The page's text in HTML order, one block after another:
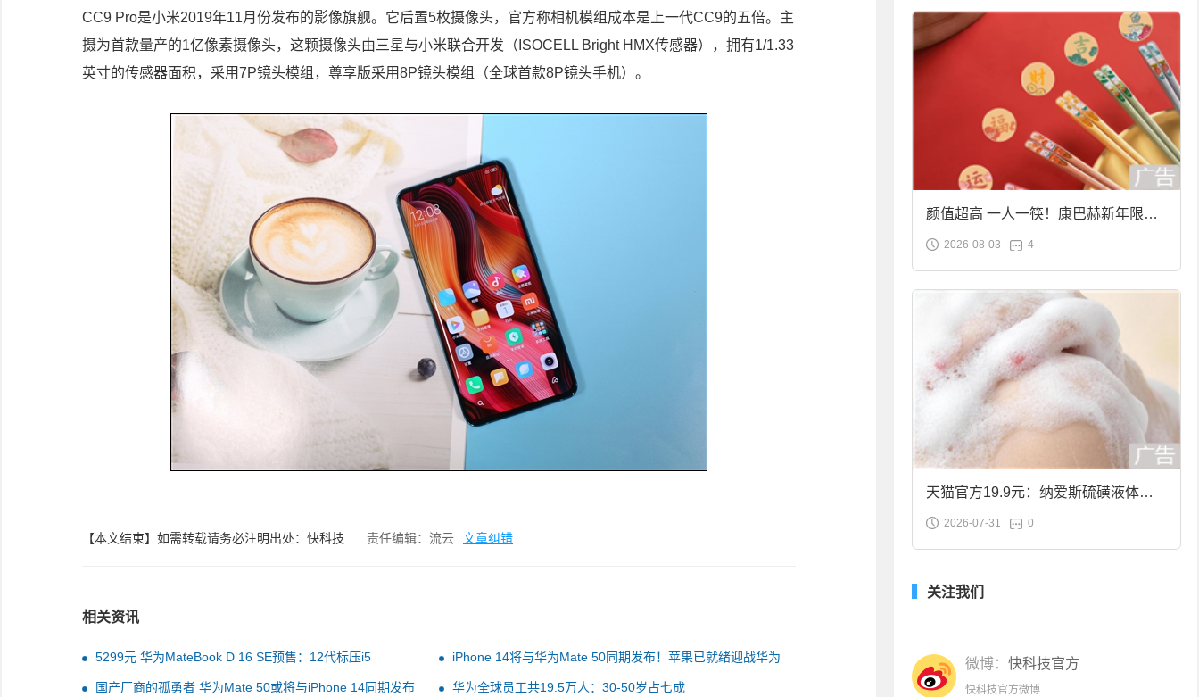
CC9 Pro是小米2019年11月份发布的影像旗舰。它后置5枚摄像头，官方称相机模组成本是上一代CC9的五倍。主
摄为首款量产的1亿像素摄像头，这颗摄像头由三星与小米联合开发（ISOCELL Bright HMX传感器），拥有1/1.33
英寸的传感器面积，采用7P镜头模组，尊享版采用8P镜头模组（全球首款8P镜头手机）。
【本文结束】如需转载请务必注明出处：快科技 责任编辑：流云 文章纠错
相关资讯
5299元 华为MateBook D 16 SE预售：12代标压i5
iPhone 14将与华为Mate 50同期发布！苹果已就绪迎战华为
新品开卖时间都定了
国产厂商的孤勇者 华为Mate 50或将与iPhone 14同期发布 华为全球员工共19.5万人：30-50岁占七成
颜值超高 一人一筷！康巴赫新年限定
合金筷子大促：19.9元
2026-08-03 4
天猫官方19.9元：纳爱斯硫磺液体香
皂2斤大促
2026-07-31 0
关注我们
微博： 快科技官方
快科技官方微博